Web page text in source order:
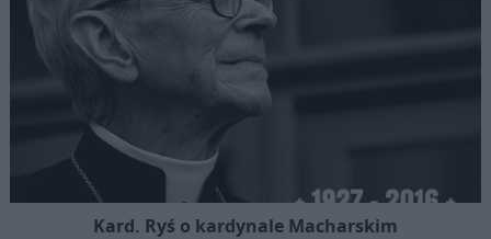
Kard. Ryś o kardynale Macharskim